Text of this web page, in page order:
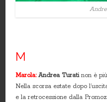
M
Marola:Andrea Turatinon è
Nella scorsa estate dopo
e la retrocessione dalla